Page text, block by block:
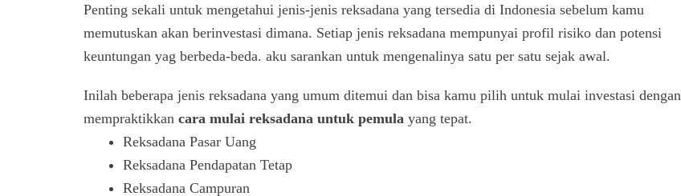
Penting sekali untuk mengetahui jenis-jenis reksadana yang tersedia di Indonesia sebelum kamu
memutuskan akan berinvestasi dimana. Setiap jenis reksadana mempunyai profil risiko dan potensi
keuntungan yag berbeda-beda. aku sarankan untuk mengenalinya satu per satu sejak awal.
Inilah beberapa jenis reksadana yang umum ditemui dan bisa kamu pilih untuk mulai investasi dengan
mempraktikkan cara mulai reksadana untuk pemula yang tepat.
Reksadana Pasar Uang
Reksadana Pendapatan Tetap
Reksadana Campuran